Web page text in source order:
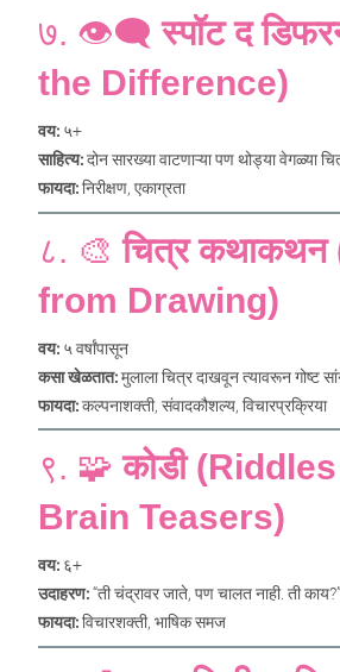
७. 👁️‍🗨️स्पॉट द
the Difference)
वय: ५+
साहित्य:दोन सारख्या वाटणाऱ्या पण थोड्या वेगळ्या
फायदा:निरीक्षण, एकाग्रता
८. 🎨चित्र
from Drawing)
वय: ५ वर्षांपासून
कसा खेळतात:मुलाला चित्र दाखवून त्यावरून गोष्ट
फायदा:कल्पनाशक्ती, संवादकौशल्य, विचारप्रक्रिया
९. 🧩कोडी
Brain Teasers)
वय: ६+
उदाहरण:“ती चंद्रावर जाते, पण चालत नाही. ती
फायदा:विचारशक्ती, भाषिक समज